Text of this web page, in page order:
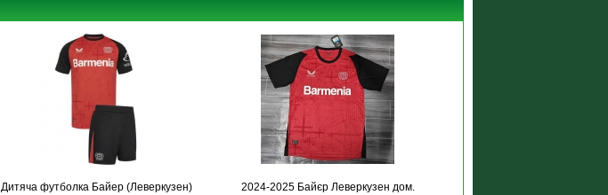
Дитяча футболка Байер (Леверкузен)
2024-2025 Байєр Леверкузен дом.